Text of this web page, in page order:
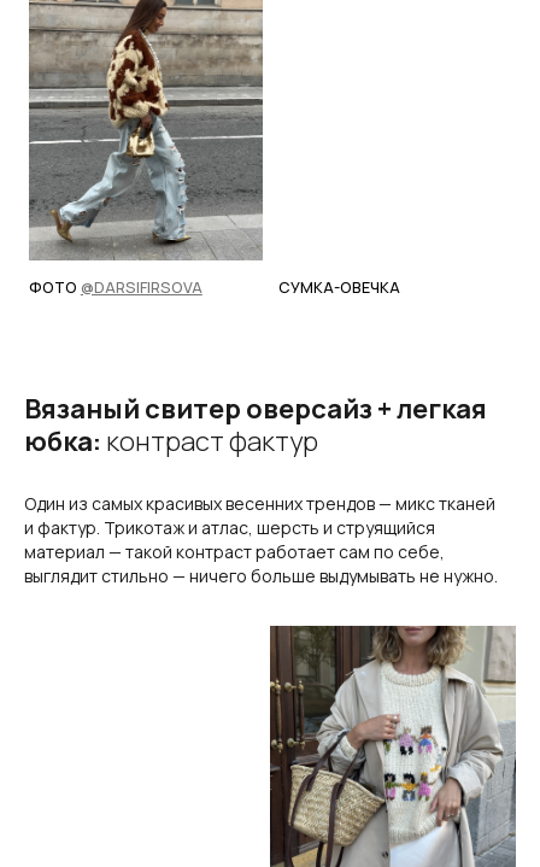
Вязаный свитер оверсайз + легкая
юбка: контраст фактур
Один из самых красивых весенних трендов — микс тканей
и фактур. Трикотаж и атлас, шерсть и струящийся
материал — такой контраст работает сам по себе,
выглядит стильно — ничего больше выдумывать не нужно.